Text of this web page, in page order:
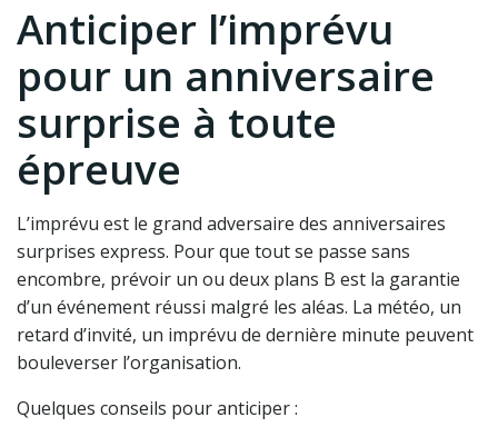
Anticiper l’imprévu
pour un anniversaire
surprise à toute
épreuve
L’imprévu est le grand adversaire des anniversaires
surprises express. Pour que tout se passe sans
encombre, prévoir un ou deux plans B est la garantie
d’un événement réussi malgré les aléas. La météo, un
retard d’invité, un imprévu de dernière minute peuvent
bouleverser l’organisation.
Quelques conseils pour anticiper :